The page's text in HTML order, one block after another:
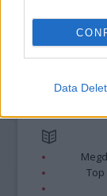
Data